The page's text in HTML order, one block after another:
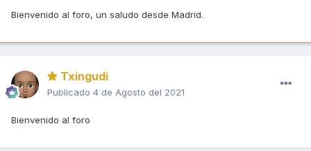
Bienvenido al foro, un saludo desde Madrid.
Txingudi
Publicado 4 de Agosto del 2021
Bienvenido al foro